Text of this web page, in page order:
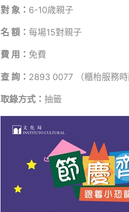
對 象： 6-10歳親子
名 額： 每場15對親子
費 用： 免費
查 詢： 2893 0077 （櫃枱服務時
取錄方式： 抽籤